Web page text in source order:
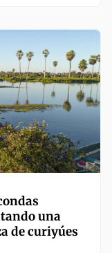
una
de curiyúes